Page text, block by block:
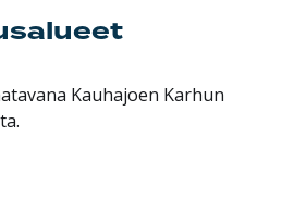
Kauhajoen Karhun